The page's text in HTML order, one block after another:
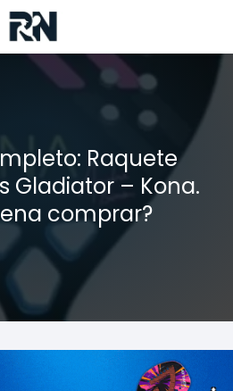
Raquete
Gladiator – Kona.
comprar?